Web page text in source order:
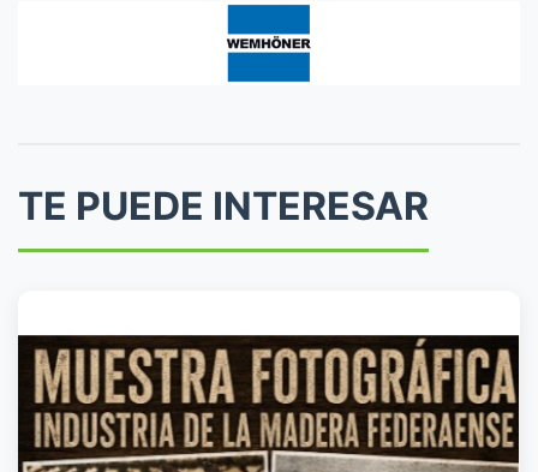
TE PUEDE INTERESAR